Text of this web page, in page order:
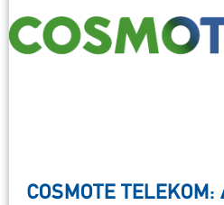
COSMOTE TELEKOM: